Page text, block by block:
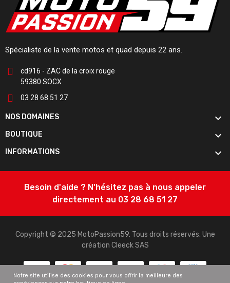
Spécialiste de la vente motos et quad depuis 22 ans.
cd916 - ZAC de la croix rouge
59380 SOCX
03 28 68 51 27
NOS DOMAINES 
BOUTIQUE 
INFORMATIONS 
Besoin d'aide ? N'hésitez pas à nous appeler
directement au 03 28 68 51 27
Copyright © 2025 MotoPassion59. Tous droits réservés. Une
création Cleeck SAS
Notre site utilise des cookies pour vous offrir la meilleure des